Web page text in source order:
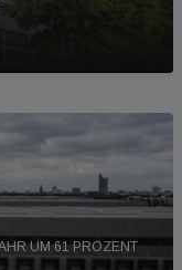
UM 61 PROZENT